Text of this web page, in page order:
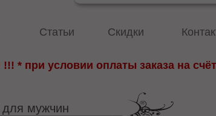
Статьи Скидки
при условии оплаты заказа на
мужчин